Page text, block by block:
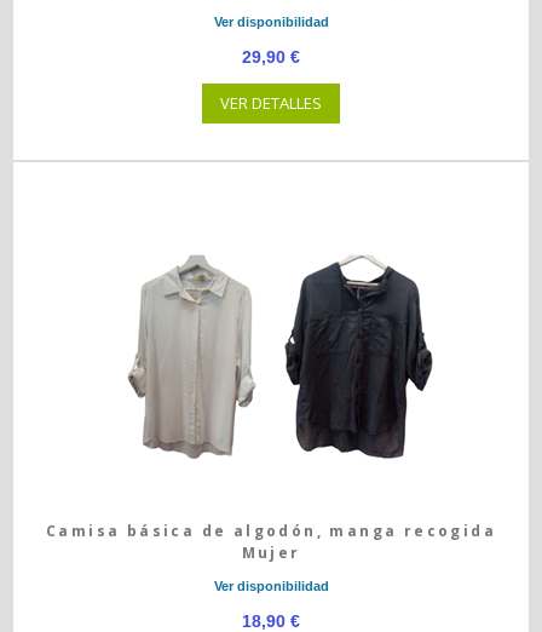
Ver disponibilidad
29,90 €
VER DETALLES
Camisa básica de algodón, manga recogida
Mujer
Ver disponibilidad
18,90 €